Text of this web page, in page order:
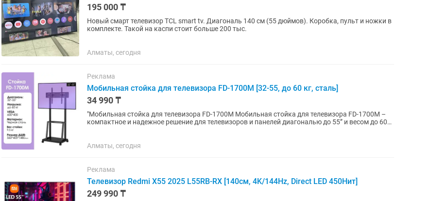
195 000 ₸
Новый смарт телевизор TCL smart tv. Диагональ 140 см (55 дюймов). Коробка, пульт и ножки в
комплекте. Такой на каспи стоит больше 200 тыс.
Алматы, сегодня
Реклама
Мобильная стойка для телевизора FD-1700M [32-55, до 60 кг, сталь]
34 990 ₸
"Мобильная стойка для телевизора FD-1700M Мобильная стойка для телевизора FD-1700M –
компактное и надежное решение для телевизоров и панелей диагональю до 55” и весом до 60
Алматы, сегодня
Реклама
Телевизор Redmi X55 2025 L55RB-RX [140см, 4K/144Hz, Direct LED 450Нит]
249 990 ₸